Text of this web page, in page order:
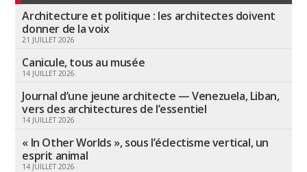
Architecture et politique : les architectes doivent
donner de la voix
21 JUILLET 2026
Canicule, tous au musée
14 JUILLET 2026
Journal d’une jeune architecte — Venezuela, Liban,
vers des architectures de l’essentiel
14 JUILLET 2026
« In Other Worlds », sous l’éclectisme vertical, un
esprit animal
14 JUILLET 2026